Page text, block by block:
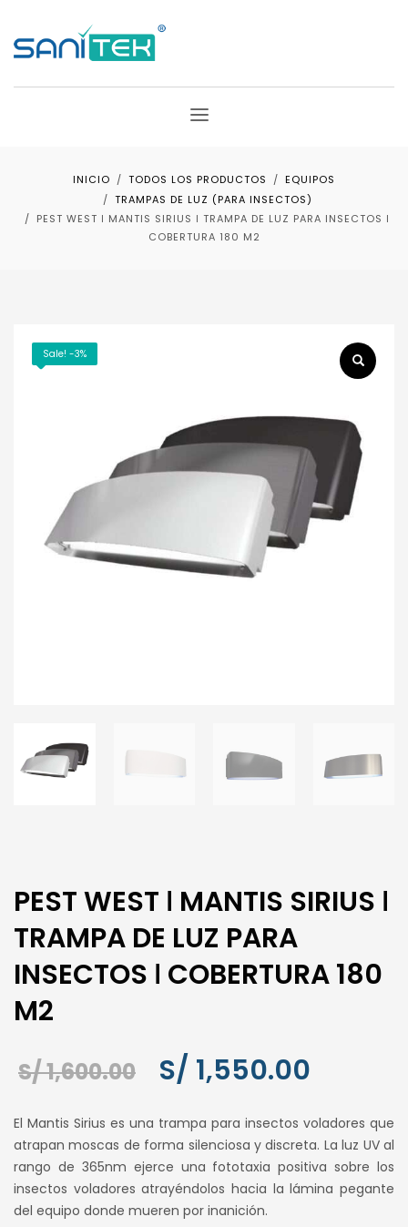
INICIO TODOS LOS PRODUCTOS
EQUIPOS
TRAMPAS DE LUZ (PARA INSECTOS)
PEST WEST ǀ MANTIS SIRIUS ǀ TRAMPA DE LUZ PARA INSECTOS ǀ
COBERTURA 180 M2
Sale! -3%
PEST WEST ǀ MANTIS SIRIUS ǀ
TRAMPA DE LUZ PARA
INSECTOS ǀ COBERTURA 180
M2
S/1,600.00
El
original
era:
S/ 1,600.00.
S/ 1,550.00
actual
es:
El Mantis Sirius es una trampa para insectos voladores que
atrapan moscas de forma silenciosa y discreta. La luz UV al
rango de 365nm ejerce una fototaxia positiva sobre los
insectos voladores atrayéndolos hacia la lámina pegante
del equipo donde mueren por inanición.